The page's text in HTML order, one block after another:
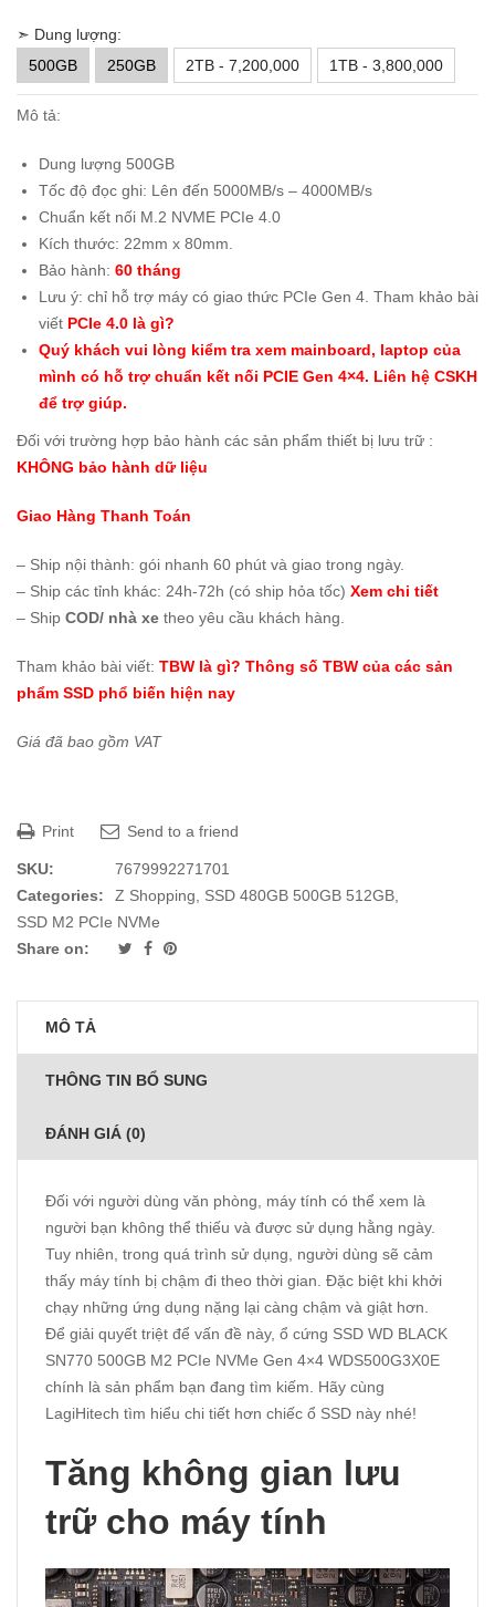
➣ Dung lượng:
500GB
250GB 2TB - 7,200,000 1TB - 3,800,000
Mô tả:
Dung lượng 500GB
Tốc độ đọc ghi: Lên đến 5000MB/s – 4000MB/s
Chuẩn kết nối M.2 NVME PCIe 4.0
Kích thước: 22mm x 80mm.
Bảo hành: 60 tháng
Lưu ý: chỉ hỗ trợ máy có giao thức PCIe Gen 4. Tham khảo bài
viết PCIe 4.0 là gì?
Quý khách vui lòng kiểm tra xem mainboard, laptop của
mình có hỗ trợ chuẩn kết nối PCIE Gen 4×4. Liên hệ CSKH
để trợ giúp.
Đối với trường hợp bảo hành các sản phẩm thiết bị lưu trữ :
KHÔNG bảo hành dữ liệu
Giao Hàng Thanh Toán
– Ship nội thành: gói nhanh 60 phút và giao trong ngày.
– Ship các tỉnh khác: 24h-72h (có ship hỏa tốc) Xem chi tiết
– Ship COD/ nhà xe theo yêu cầu khách hàng.
Tham khảo bài viết: TBW là gì? Thông số TBW của các sản
phẩm SSD phổ biến hiện nay
Giá đã bao gồm VAT
Print Send to a friend
SKU:
7679992271701
Categories:
Z Shopping SSD 480GB 500GB 512GB
SSD M2 PCIe NVMe
Share on:
MÔ TẢ
THÔNG TIN BỔ SUNG
ĐÁNH GIÁ (0)
Đối với người dùng văn phòng, máy tính có thể xem là
người bạn không thể thiếu và được sử dụng hằng ngày.
Tuy nhiên, trong quá trình sử dụng, người dùng sẽ cảm
thấy máy tính bị chậm đi theo thời gian. Đặc biệt khi khởi
chạy những ứng dụng nặng lại càng chậm và giật hơn.
Để giải quyết triệt để vấn đề này, ổ cứng SSD WD BLACK
SN770 500GB M2 PCIe NVMe Gen 4×4 WDS500G3X0E
chính là sản phẩm bạn đang tìm kiếm. Hãy cùng
LagiHitech tìm hiểu chi tiết hơn chiếc ổ SSD này nhé!
Tăng không gian lưu
trữ cho máy tính